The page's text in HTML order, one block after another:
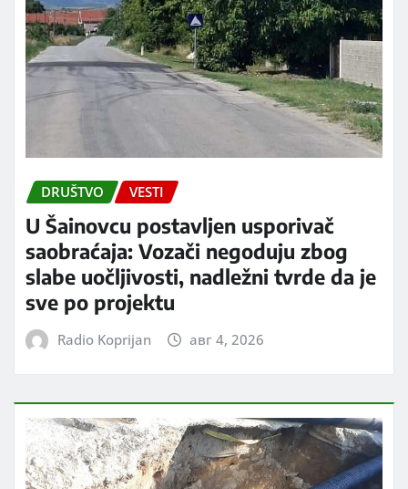
DRUŠTVO VESTI
U Šainovcu postavljen usporivač
saobraćaja: Vozači negoduju zbog
slabe uočljivosti, nadležni tvrde da je
sve po projektu
Radio Koprijan авг 4, 2026